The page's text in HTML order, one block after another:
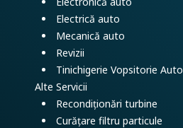
Electrică auto
Mecanică auto
Revizii
Tinichigerie Vopsitorie Auto
Alte Servicii
Recondiționări turbine
Curățare filtru particule